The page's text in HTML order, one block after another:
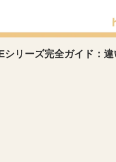
シリーズ完全ガイド：